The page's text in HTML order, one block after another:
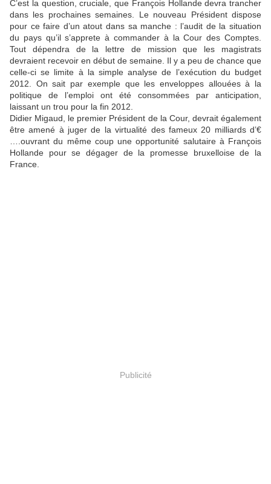
C’est la question, cruciale, que François Hollande devra trancher
dans les prochaines semaines. Le nouveau Président dispose
pour ce faire d’un atout dans sa manche : l’audit de la situation
du pays qu’il s’apprete à commander à la Cour des Comptes.
Tout dépendra de la lettre de mission que les magistrats
devraient recevoir en début de semaine. Il y a peu de chance que
celle-ci se limite à la simple analyse de l’exécution du budget
2012. On sait par exemple que les enveloppes allouées à la
politique de l’emploi ont été consommées par anticipation,
laissant un trou pour la fin 2012.
Didier Migaud, le premier Président de la Cour, devrait également
être amené à juger de la virtualité des fameux 20 milliards d’€
….ouvrant du même coup une opportunité salutaire à François
Hollande pour se dégager de la promesse bruxelloise de la
France.
Publicité